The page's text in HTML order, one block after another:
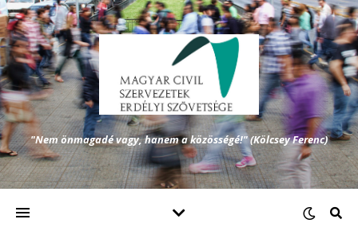
"Nem önmagadé vagy, hanem a közösségé!" (Kölcsey Ferenc)